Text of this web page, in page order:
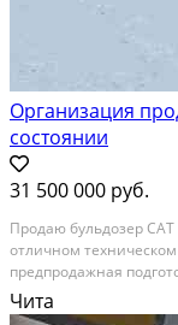
Организация
состоянии
31 500 000 руб.
Продаю бульдозер
отличном
предпродажная
Ходовая система,
сегменты натяжные
Чита